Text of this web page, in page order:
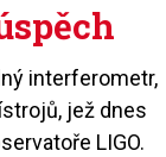
interferometr,
jež dnes
LIGO.